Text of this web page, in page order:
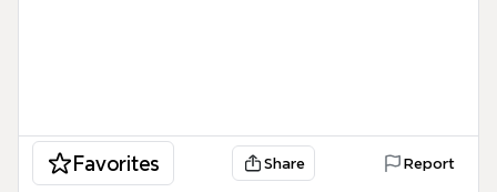
Favorites Share Report